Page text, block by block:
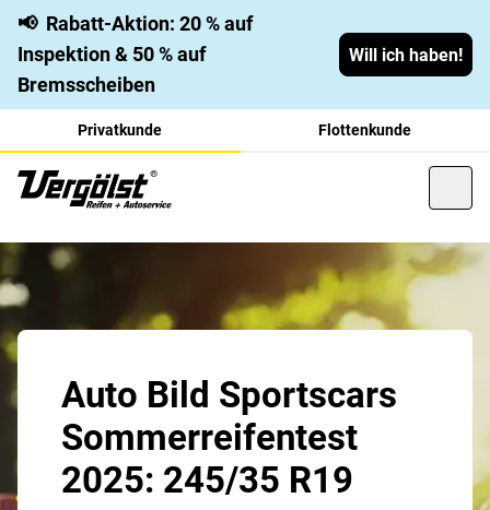
📢 Rabatt-Aktion: 20 % auf
Inspektion & 50 % auf
Bremsscheiben
Will ich haben!
Privatkunde Flottenkunde
Auto Bild Sportscars
Sommerreifentest
2025: 245/35 R19